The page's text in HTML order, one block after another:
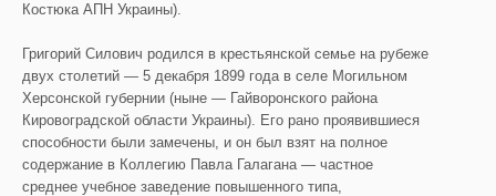
Костюка АПН Украины).
Григорий Силович родился в крестьянской семье на рубеже
двух столетий — 5 декабря 1899 года в селе Могильном
Херсонской губернии (ныне — Гайворонского района
Кировоградской области Украины). Его рано проявившиеся
способности были замечены, и он был взят на полное
содержание в Коллегию Павла Галагана — частное
среднее учебное заведение повышенного типа,